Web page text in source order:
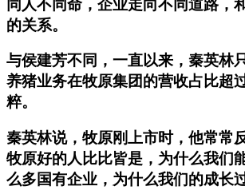
同人不同命，企业走向不同道路，
的关系。
与侯建芳不同，一直以来，秦英
养猪业务在牧原集团的营收占比超
粹。
秦英林说，牧原刚上市时，他常常
牧原好的人比比皆是，为什么我们
么多国有企业，为什么我们的成长